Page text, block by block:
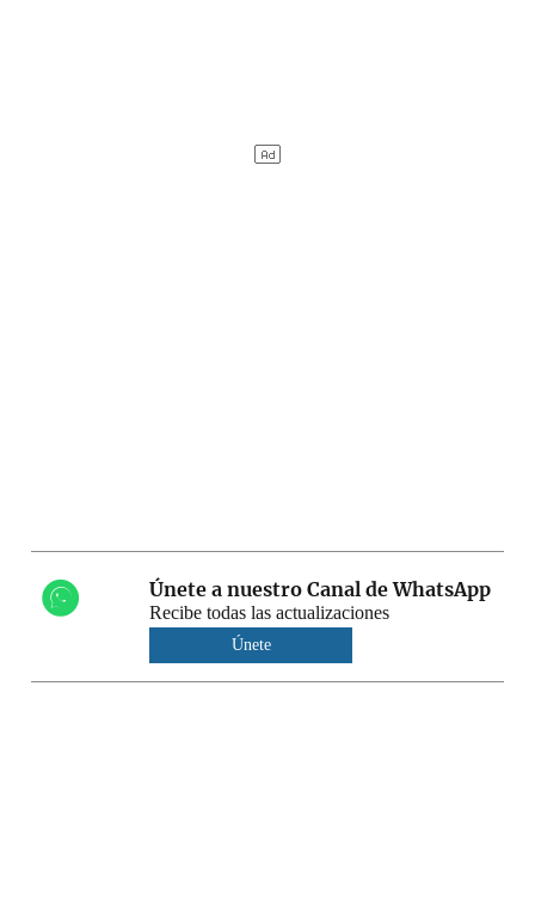
Únete a nuestro Canal de WhatsApp
Recibe todas las actualizaciones
Únete